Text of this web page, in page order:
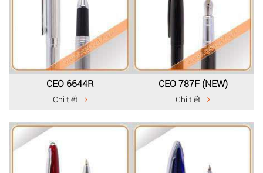
CEO 6644R
Chi tiết
CEO 787F (NEW)
Chi tiết